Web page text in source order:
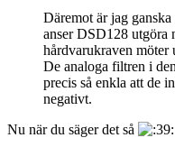
Däremot är jag
anser DSD128 utgöra
hårdvarukraven möter
De analoga filtren i
precis så enkla att de
negativt.
Nu när du säger det så